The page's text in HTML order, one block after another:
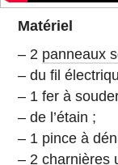
Ma­té­riel
– 2 pan­neaux
– du fil
– 1 fer à
– de l’étain ;
– 1 pince à
– 2char­nières